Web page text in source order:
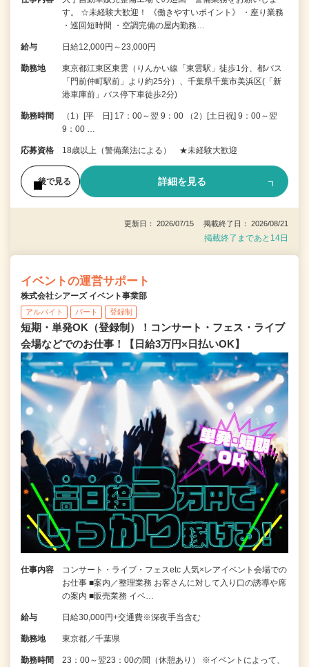
す。 ☆未経験大歓迎！ 《働きやすいポイント》 ・座り業務
・巡回短時間 ・空調完備の屋内勤務…
給与 日給12,000円～23,000円
勤務地
東京都江東区東雲（りんかい線「東雲駅」徒歩1分、都バス
「門前仲町駅前」より約25分）、千葉県千葉市美浜区(「新
港車庫前」バス停下車徒歩2分)
勤務時間
（1）[平 日] 17：00～翌 9：00 （2）[土日祝] 9：00～翌
9：00 …
応募資格 18歳以上（警備業法による） ★未経験大歓迎
後で見る 詳細を見る
更新日： 2026/07/15 掲載終了日： 2026/08/21
掲載終了まであと14日
イベントの運営サポート
株式会社シアーズ イベント事業部
アルバイト パート 登録制
短期・単発OK（登録制）！コンサート・フェス・ライブ
会場などでのお仕事！【日給3万円×日払いOK】
仕事内容
コンサート・ライブ・フェスetc 人気×レアイベント会場での
お仕事 ■案内／整理業務 お客さんに対して入り口の誘導や席
の案内 ■販売業務 イベ…
給与 日給30,000円+交通費※深夜手当含む
勤務地 東京都／千葉県
勤務時間
23：00～翌23：00の間（休憩あり） ※イベントによって、